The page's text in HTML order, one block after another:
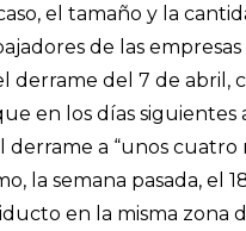
el tamaño y la
de las
derrame del 7 de abril,
en los días siguientes
derrame a “unos
la semana pasada,
en la misma zona